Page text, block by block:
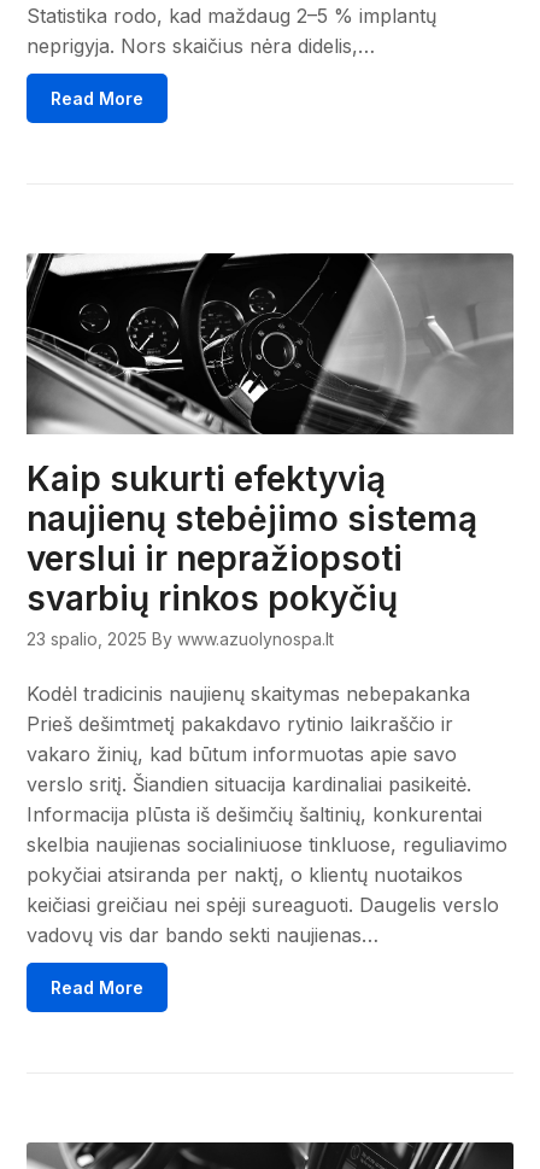
Statistika rodo, kad maždaug 2–5 % implantų
neprigyja. Nors skaičius nėra didelis,…
Read More
Kaip sukurti efektyvią
naujienų stebėjimo sistemą
verslui ir nepražiopsoti
svarbių rinkos pokyčių
23 spalio, 2025 By www.azuolynospa.lt
Kodėl tradicinis naujienų skaitymas nebepakanka
Prieš dešimtmetį pakakdavo rytinio laikraščio ir
vakaro žinių, kad būtum informuotas apie savo
verslo sritį. Šiandien situacija kardinaliai pasikeitė.
Informacija plūsta iš dešimčių šaltinių, konkurentai
skelbia naujienas socialiniuose tinkluose, reguliavimo
pokyčiai atsiranda per naktį, o klientų nuotaikos
keičiasi greičiau nei spėji sureaguoti. Daugelis verslo
vadovų vis dar bando sekti naujienas…
Read More